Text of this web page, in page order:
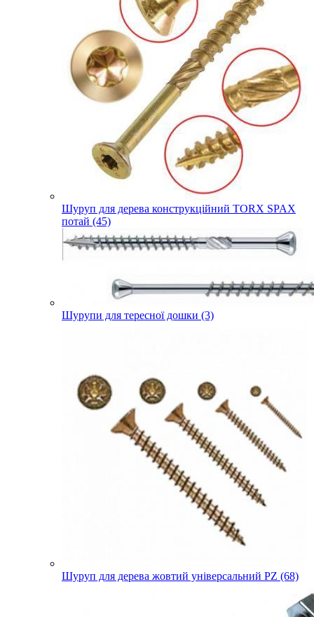
Шуруп для дерева конструкційний TORX SPAX
потай (45)
Шурупи для тересної дошки (3)
Шуруп для дерева жовтий універсальний PZ (68)